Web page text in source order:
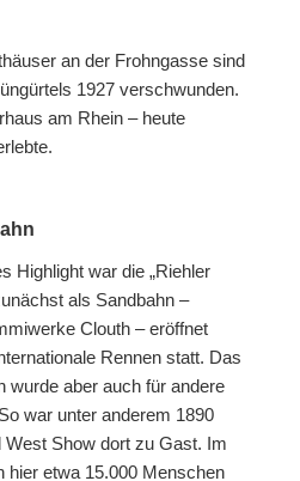
an der Frohngasse sind
1927 verschwunden.
am Rhein – heute
Highlight war die „Riehler
als Sandbahn –
Clouth – eröffnet
Rennen statt. Das
wurde aber auch für andere
war unter anderem 1890
West Show dort zu Gast. Im
etwa 15.000 Menschen